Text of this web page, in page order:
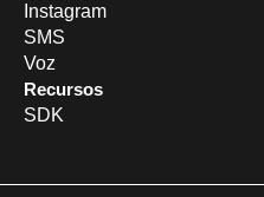
Instagram
SMS
Voz
Recursos
SDK